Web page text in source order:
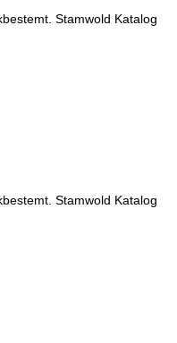
Stamwold Katalog
Stamwold Katalog